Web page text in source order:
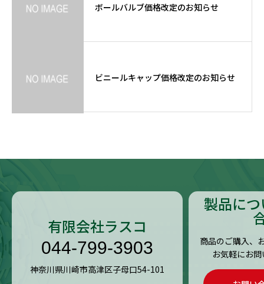
ボールバルブ価格改定のお知らせ
ビニールキャップ価格改定のお知らせ
有限会社ラスコ
044-799-3903
神奈川県川崎市高津区子母口54-101
製品に
商品のご購入、
お気軽にお